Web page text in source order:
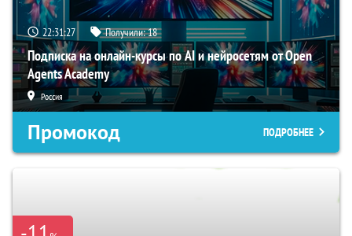
22:31:26 Получили:18
Подписка на онлайн-курсы по AI и нейросетям от Open
Agents Academy
Россия
Промокод ПОДРОБНЕЕ